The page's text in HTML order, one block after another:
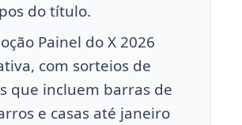
do título.
Painel do X 2026
com sorteios de
que incluem barras de
e casas até janeiro